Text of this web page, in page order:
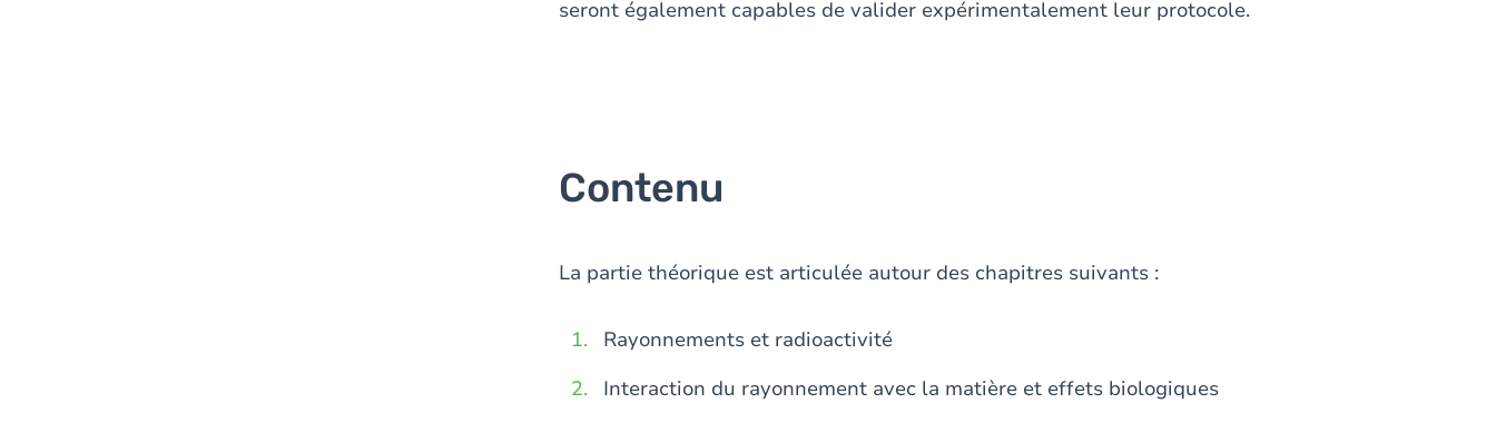
seront également capables de valider expérimentalement leur protocole.
Contenu
La partie théorique est articulée autour des chapitres suivants :
Rayonnements et radioactivité
Interaction du rayonnement avec la matière et effets biologiques